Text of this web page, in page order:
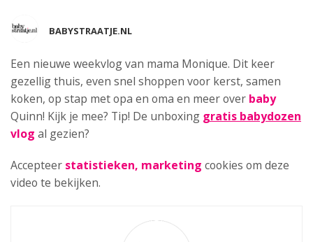
BABYSTRAATJE.NL
Een nieuwe weekvlog van mama Monique. Dit keer
gezellig thuis, even snel shoppen voor kerst, samen
koken, op stap met opa en oma en meer over baby
Quinn! Kijk je mee? Tip! De unboxing gratis babydozen
vlog al gezien?
Accepteer statistieken, marketing cookies om deze
video te bekijken.